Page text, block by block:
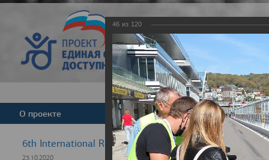
Версия для
О проекте Команда Новости
6th International Rezept-Sport Wheelchair Half
23.10.2020
46 из 120